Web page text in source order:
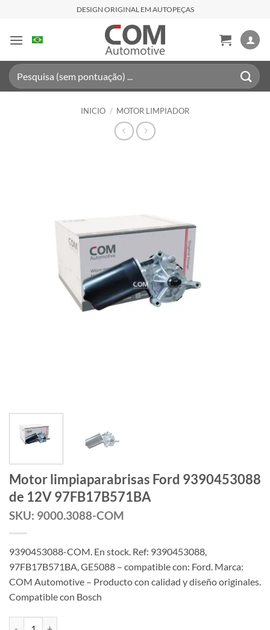
contenido
DESIGN ORIGINAL EM AUTOPEÇAS
Buscar
por:
INICIO / MOTOR LIMPIADOR
Motor limpiaparabrisas Ford 9390453088
de 12V 97FB17B571BA
SKU: 9000.3088-COM
9390453088-COM. En stock. Ref: 9390453088,
97FB17B571BA, GE5088 – compatible con: Ford. Marca:
COM Automotive – Producto con calidad y diseño originales.
Compatible con Bosch